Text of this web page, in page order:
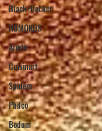
Black+Decker
HOMOKUS
Ariete
Cuisinart
Spidem
Philco
Bodum